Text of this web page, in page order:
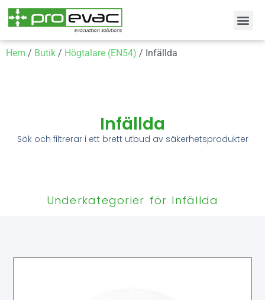
Hem / Butik / Högtalare (EN54) / Infällda
Infällda
Sök och filtrerar i ett brett utbud av säkerhetsprodukter
Underkategorier för Infällda